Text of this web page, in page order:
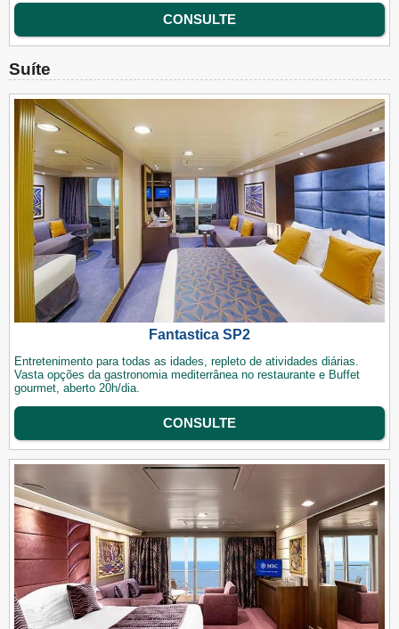
CONSULTE
Suíte
Fantastica SP2
Entretenimento para todas as idades, repleto de atividades diárias.
Vasta opções da gastronomia mediterrânea no restaurante e Buffet
gourmet, aberto 20h/dia.
CONSULTE